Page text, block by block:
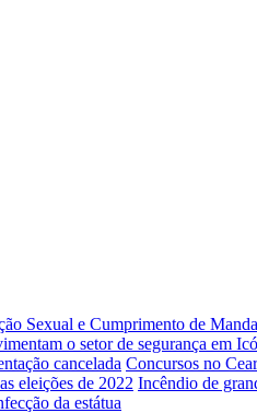
Sexual e Cumprimento de
o setor de segurança em Icó
cancelada Concursos no
eleições de 2022 Incêndio de
da estátua